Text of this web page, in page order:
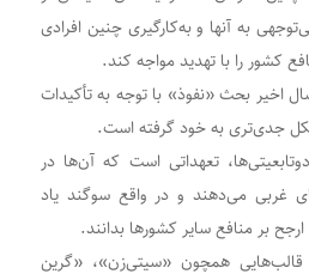
به آنها و به‌کارگیری چنین افرادی
کشور را با تهدید مواجه کند.
اخیر بحث «نفوذ» با توجه به تأکیدات
جدی‌تری به خود گرفته است.
تعهداتی است که آن‌ها در
غربی می‌دهند و در واقع سوگند یاد
بر منافع سایر کشورها بدانند.
قالب‌هایی همچون «سیتی‌زن»، «گرین